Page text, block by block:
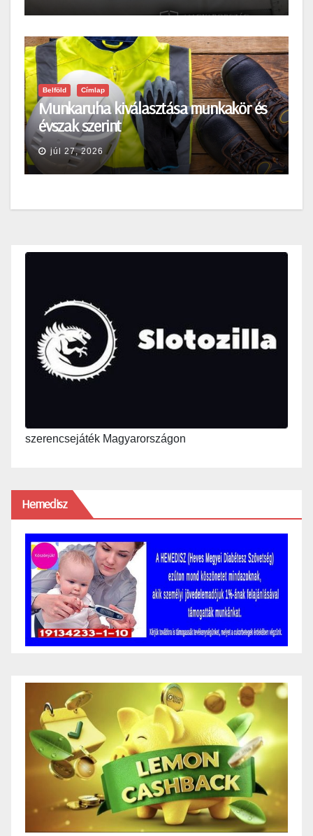
Belföld Címlap
Munkaruha kiválasztása munkakör és
évszak szerint
júl 27, 2026
szerencsejáték Magyarországon
Hemedisz